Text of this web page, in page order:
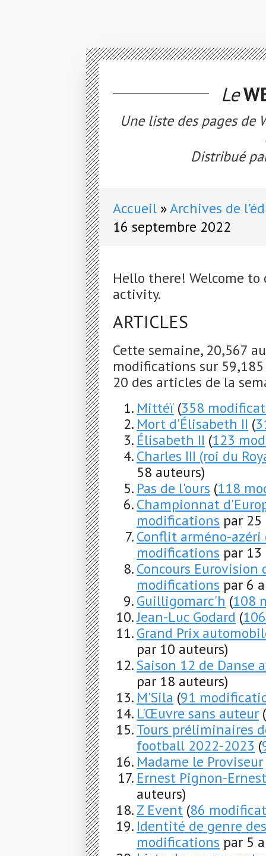
Le
Une liste des pages de
Distribué
Accueil
Archives de
16 septembre 2022
Hello there! Welcome
activity.
ARTICLES
Cette semaine, 20,567
modifications sur
20 des articles de la
Mittéï (358
Mort d'Élisabeth II (
Élisabeth II (123
Charles III (roi du
58 auteurs)
Pas de l'ours (118
Championnat
modifications par
Conflit arméno-
modifications par
Concours
modifications par 6
Guilligomarc'h (108
Jean-Luc Godard (
Grand Prix
par 10 auteurs)
Saison 12 de Danse
par 18 auteurs)
M'Sila (91
L'Œuvre sans auteur (
Tours préliminaires
football 2022-2023 (
Madame le Proviseur
Ernest Pignon-Ernest
auteurs)
Z Event (86
Identité de genre
modifications par 5